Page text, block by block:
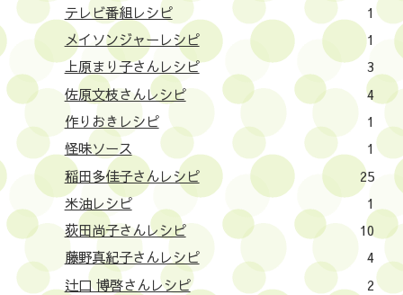
テレビ番組レシピ
1
メイソンジャーレシピ
1
上原まり子さんレシピ
3
佐原文枝さんレシピ
4
作りおきレシピ
1
怪味ソース
1
稲田多佳子さんレシピ
25
米油レシピ
1
荻田尚子さんレシピ
10
藤野真紀子さんレシピ
4
辻口 博啓さんレシピ
2